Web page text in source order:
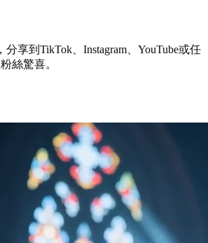
享到TikTok、Instagram、YouTube或任
絲驚喜。